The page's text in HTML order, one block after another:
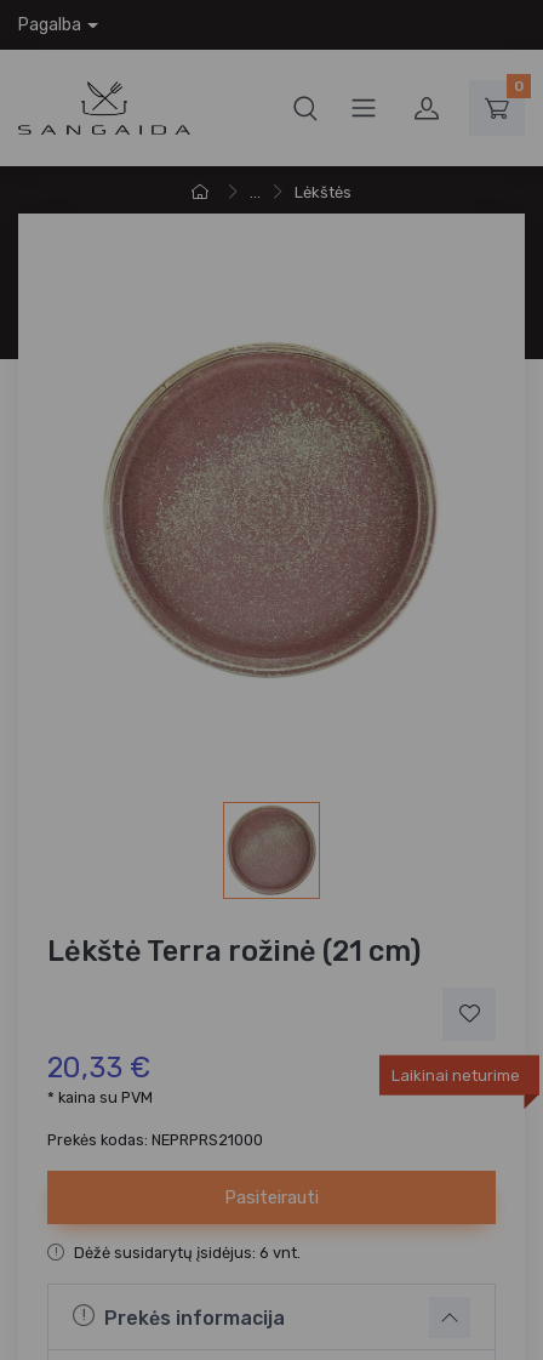
Pagalba
0
... Lėkštės
Lėkštė Terra rožinė (21 cm)
20,33 €
Laikinai neturime
* kaina su PVM
Prekės kodas: NEPRPRS21000
Pasiteirauti
Dėžė susidarytų įsidėjus: 6 vnt.
Prekės informacija